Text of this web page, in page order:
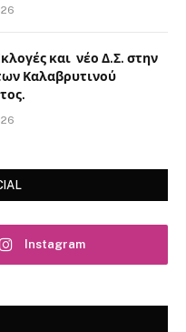
και νέο Δ.Σ. στην
Καλαβρυτινού
Instagram